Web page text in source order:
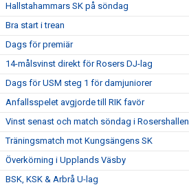
Hallstahammars SK på söndag
Bra start i trean
Dags för premiär
14-målsvinst direkt för Rosers DJ-lag
Dags för USM steg 1 för damjuniorer
Anfallsspelet avgjorde till RIK favör
Vinst senast och match söndag i Rosershallen
Träningsmatch mot Kungsängens SK
Överkörning i Upplands Väsby
BSK, KSK & Arbrå U-lag